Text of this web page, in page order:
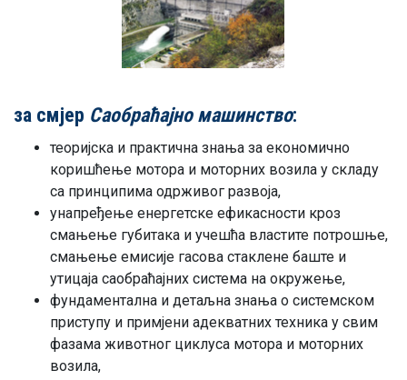
за смјер Саобраћајно машинство:
теоријска и практична знања за економично
коришћење мотора и моторних возила у складу
са принципима одрживог развоја,
унапређење енергетске ефикасности кроз
смањење губитака и учешћа властите потрошње,
смањење емисије гасова стаклене баште и
утицаја саобраћајних система на окружење,
фундаментална и детаљна знања о системском
приступу и примјени адекватних техника у свим
фазама животног циклуса мотора и моторних
возила,